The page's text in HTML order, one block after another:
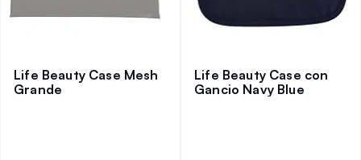
Life Beauty Case Mesh
Grande
Life Beauty Case con
Gancio Navy Blue